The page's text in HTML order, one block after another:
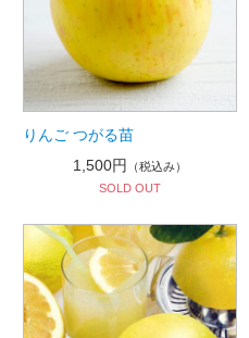
りんご つがる苗
1,500円
（税込み）
SOLD OUT